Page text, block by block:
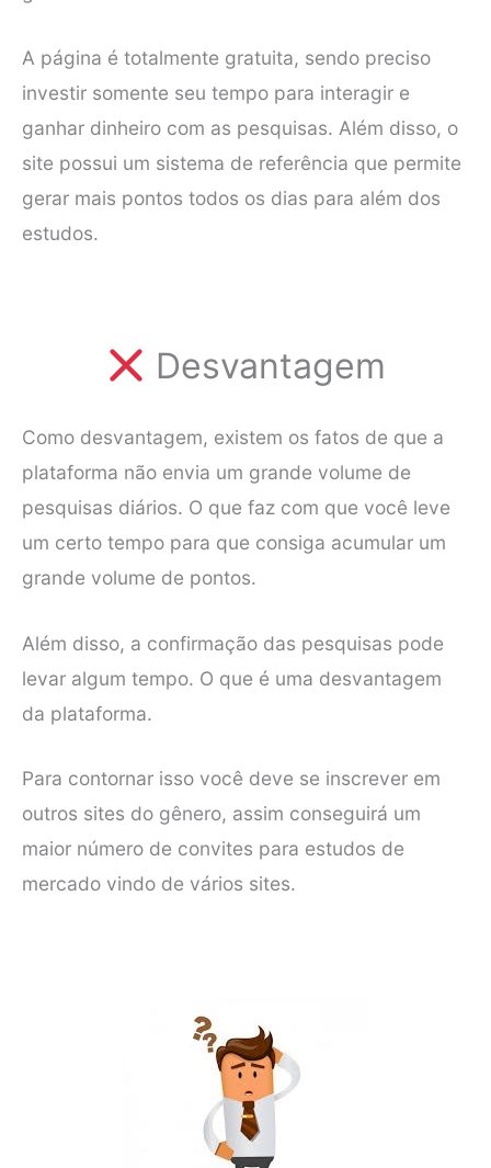
A página é totalmente gratuita, sendo preciso
investir somente seu tempo para interagir e
ganhar dinheiro com as pesquisas. Além disso, o
site possui um sistema de referência que permite
gerar mais pontos todos os dias para além dos
estudos.
Desvantagem
Como desvantagem, existem os fatos de que a
plataforma não envia um grande volume de
pesquisas diários. O que faz com que você leve
um certo tempo para que consiga acumular um
grande volume de pontos.
Além disso, a confirmação das pesquisas pode
levar algum tempo. O que é uma desvantagem
da plataforma.
Para contornar isso você deve se inscrever em
outros sites do gênero, assim conseguirá um
maior número de convites para estudos de
mercado vindo de vários sites.